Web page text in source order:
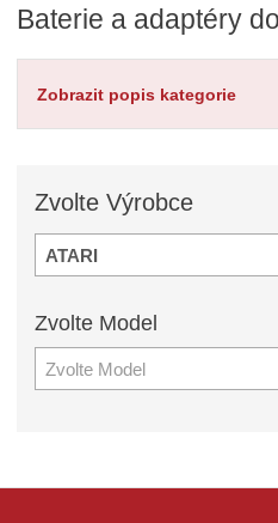
Baterie a adaptéry
Zobrazit popis kategorie
ZvolteVýrobce
ATARI
Zvolte Model
Zvolte Model